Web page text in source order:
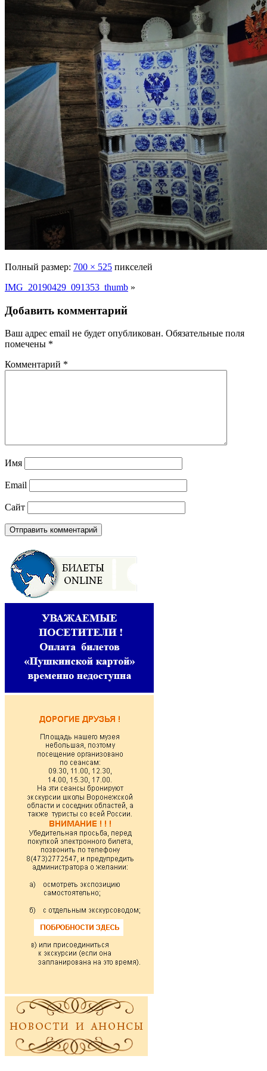
Полный размер: 700 × 525 пикселей
IMG_20190429_091353_thumb »
Добавить комментарий
Ваш адрес email не будет опубликован. Обязательные поля
помечены *
Комментарий *
Имя
Email
Сайт